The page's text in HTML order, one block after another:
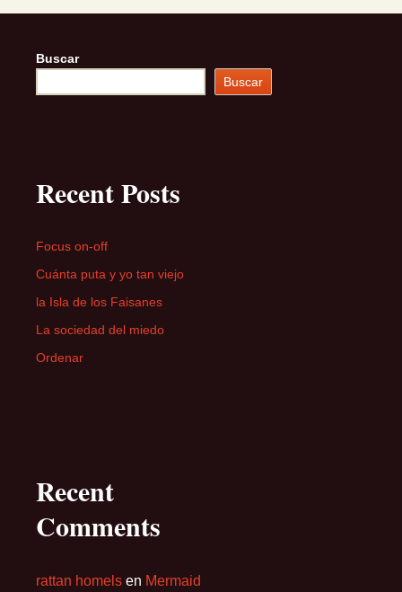
Buscar
Buscar
Recent Posts
Focus on-off
Cuánta puta y yo tan viejo
la Isla de los Faisanes
La sociedad del miedo
Ordenar
Recent
Comments
rattan homels en Mermaid